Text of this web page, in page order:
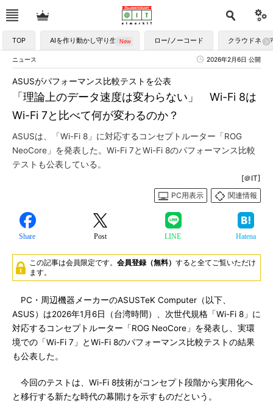
TOP AIを作り動かし守り生かす ロー/ノーコード クラウドネイ
ニュース 2026年2月6日 公開
「理論上のデータ速度は変わらない」 Wi-Fi 8は
Wi-Fi 7と比べて何が変わるのか？
ASUSがパフォーマンス比較テストを公表
ASUSは、「Wi-Fi 8」に対応するコンセプトルーター「ROG
NeoCore」を発表した。Wi-Fi 7とWi-Fi 8のパフォーマンス比較
テストも公表している。
[＠IT]
PC用表示
関連情報
Share Post LINE Hatena
この記事は会員限定です。 会員登録（無料） すると全てご覧いただけ
ます。
PC・周辺機器メーカーのASUSTeK Computer（以下、
ASUS）は2026年1月6日（台湾時間）、次世代規格「Wi-Fi 8」に
対応するコンセプトルーター「ROG NeoCore」を発表し、実環
境での「Wi-Fi 7」とWi-Fi 8のパフォーマンス比較テストの結果
も公表した。
今回のテストは、Wi-Fi 8技術がコンセプト段階から実用化へ
と移行する新たな時代の幕開けを示すものだという。